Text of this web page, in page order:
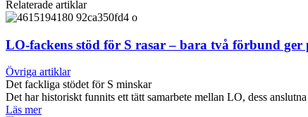
Relaterade artiklar
LO-fackens stöd för S rasar – bara två förbund ger
Övriga artiklar
Det fackliga stödet för S minskar
Det har historiskt funnits ett tätt samarbete mellan LO, dess
Läs mer